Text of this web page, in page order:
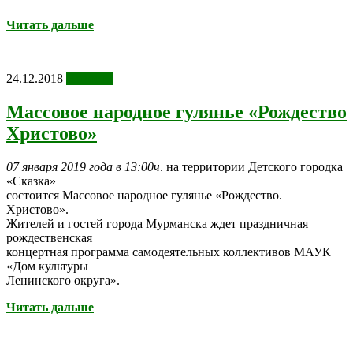
Читать дальше
24.12.2018
Массовое народное гулянье «Рождество
Христово»
07 января 2019 года в 13:00ч. на территории Детского городка
«Сказка»
состоится Массовое народное гулянье «Рождество.
Христово».
Жителей и гостей города Мурманска ждет праздничная
рождественская
концертная программа самодеятельных коллективов МАУК
«Дом культуры
Ленинского округа».
Читать дальше